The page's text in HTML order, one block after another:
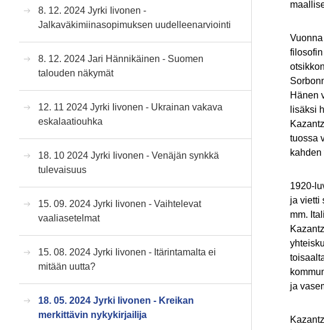
filosofin
Hänen
lisäksi
tuossa
1920-
ja vietti
mm.
ja
8. 12. 2024 Jyrki Iivonen -
Jalkaväkimiinasopimuksen uudelleenarviointi
8. 12. 2024 Jari Hännikäinen - Suomen
talouden näkymät
12. 11 2024 Jyrki Iivonen - Ukrainan vakava
eskalaatiouhka
18. 10 2024 Jyrki Iivonen - Venäjän synkkä
tulevaisuus
15. 09. 2024 Jyrki Iivonen - Vaihtelevat
vaaliasetelmat
15. 08. 2024 Jyrki Iivonen - Itärintamalta ei
mitään uutta?
18. 05. 2024 Jyrki Iivonen - Kreikan
merkittävin nykykirjailija